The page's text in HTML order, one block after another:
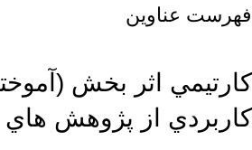
فهرست عناوین
كارتيمي اثر بخش
كاربردي از پژوهش